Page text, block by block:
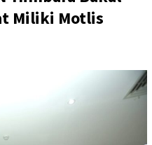
Miliki Motlis